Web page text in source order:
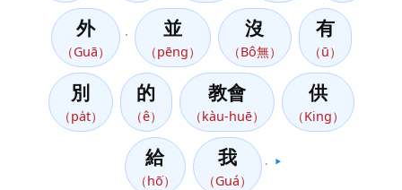
外
（Guā）
並
（pēng）
沒
（Bô無）
有
（ū）
別
（pa̍t）
的
（ê）
教會
（kàu-huē）
供
（King）
給
（hō͘）
我
（Guá）
▶️